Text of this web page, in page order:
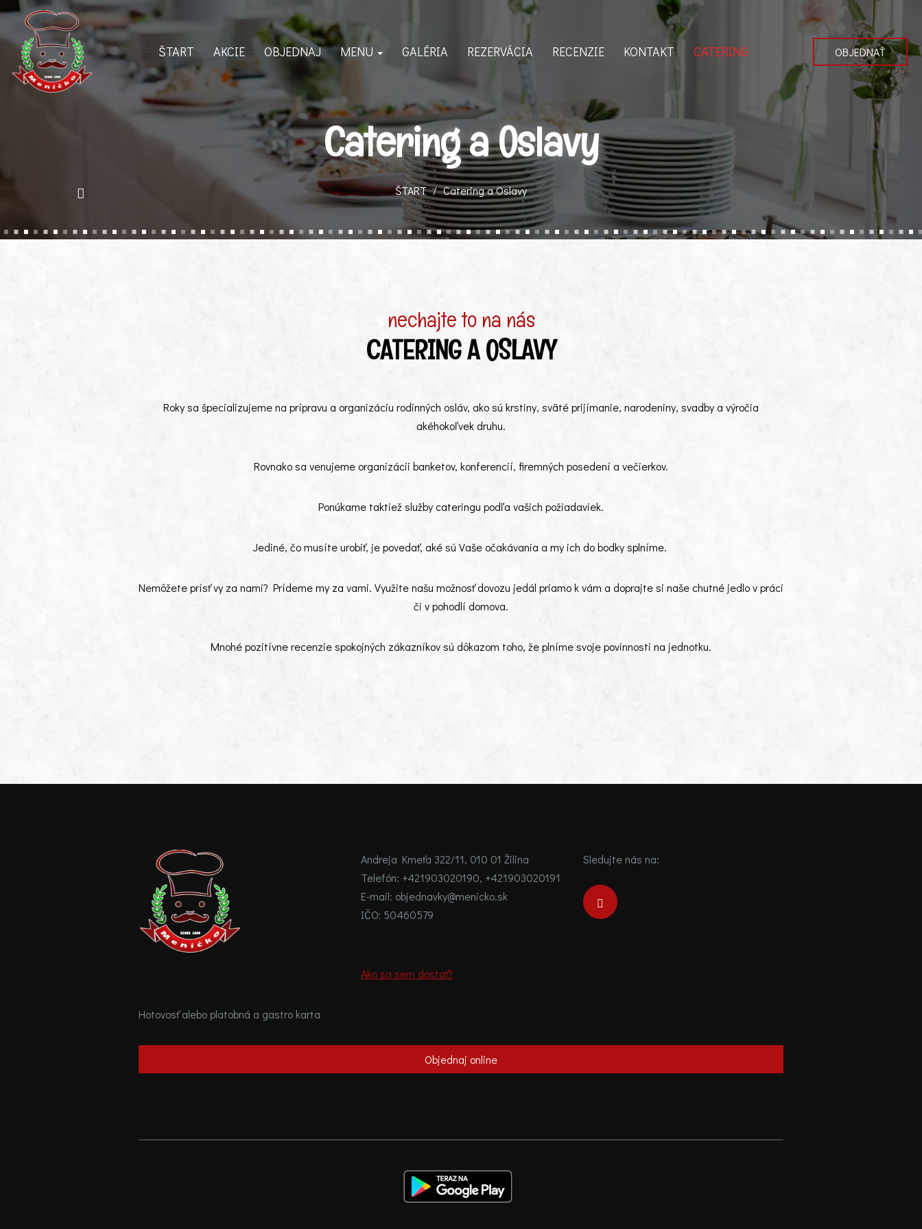
ŠTART AKCIE OBJEDNAJ MENU GALÉRIA REZERVÁCIA RECENZIE KONTAKT CATERING OBJEDNAŤ
Catering a Oslavy
ŠTART Catering a Oslavy
nechajte to na nás
CATERING A OSLAVY
Roky sa špecializujeme na prípravu a organizáciu rodinných osláv, ako sú krstiny, sväté prijímanie, narodeniny, svadby a výročia
akéhokoľvek druhu.
Rovnako sa venujeme organizácii banketov, konferencií, firemných posedení a večierkov.
Ponúkame taktiež služby cateringu podľa vašich požiadaviek.
Jediné, čo musíte urobiť, je povedať, aké sú Vaše očakávania a my ich do bodky splníme.
Nemôžete prísť vy za nami? Prídeme my za vami. Využite našu možnosť dovozu jedál priamo k vám a doprajte si naše chutné jedlo v práci
či v pohodlí domova.
Mnohé pozitívne recenzie spokojných zákazníkov sú dôkazom toho, že plníme svoje povinnosti na jednotku.
Andreja Kmeťa 322/11, 010 01 Žilina
Telefón: +421903020190, +421903020191
E-mail: objednavky@menicko.sk
IČO: 50460579
Ako sa sem dostať?
Sledujte nás na:
Hotovosť alebo platobná a gastro karta
Objednaj online